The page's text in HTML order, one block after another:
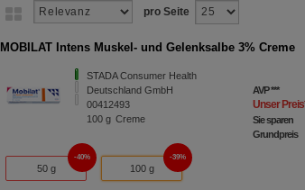
pro Seite
MOBILAT Intens Muskel- und Gelenksalbe 3% Creme
STADA Consumer Health
Deutschland GmbH
00412493
100g Creme
AVP***
Unser Preis
Sie sparen
Grundpreis
50 g
40%
100 g
39%